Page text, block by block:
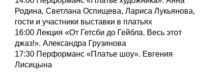
Родина, Светлана Оспищева, Лариса Лукьянова,
гости и участники выставки в платьях
16:00 Лекция «От Гетсби до Гейбла. Весь этот
джаз!». Александра Грузинова
17:30 Перформанс «Платье шоу». Евгения
Лисицына